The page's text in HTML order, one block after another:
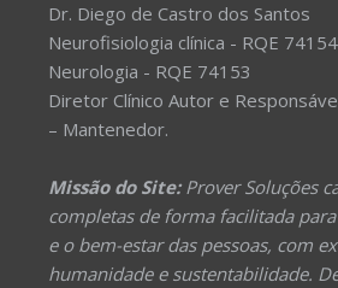
Dr. Diego de Castro dos Santos
Neurofisiologia clínica - RQE 74154
Neurologia - RQE 74153
Diretor Clínico Autor e
– Mantenedor.
Missão do Site:Prover Soluções
completas de forma facilitada
e o bem-estar das pessoas, com
humanidade e sustentabilidade.